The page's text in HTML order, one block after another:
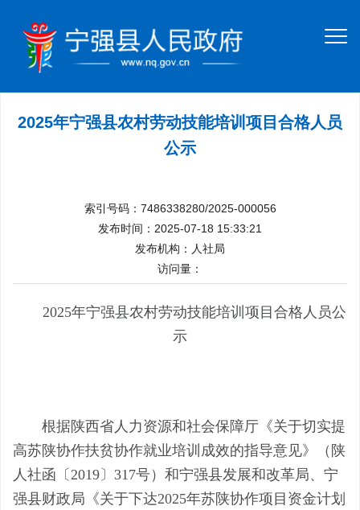
2025年宁强县农村劳动技能培训项目合格人员
公示
索引号码：7486338280/2025-000056
发布时间：2025-07-18 15:33:21
发布机构：人社局
访问量：
2025年宁强县农村劳动技能培训项目合格人员公
示
根据陕西省人力资源和社会保障厅《关于切实提
高苏陕协作扶贫协作就业培训成效的指导意见》（陕
人社函〔2019〕317号）和宁强县发展和改革局、宁
强县财政局《关于下达2025年苏陕协作项目资金计划